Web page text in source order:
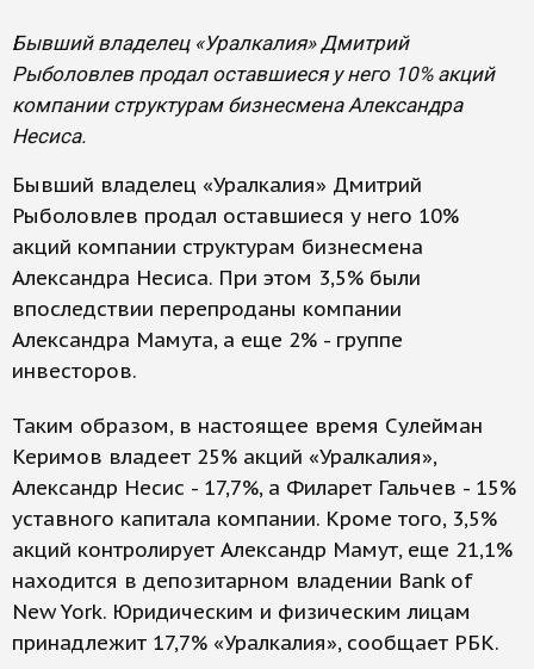
Бывший владелец «Уралкалия» Дмитрий
Рыболовлев продал оставшиеся у него 10% акций
компании структурам бизнесмена Александра
Несиса.
Бывший владелец «Уралкалия» Дмитрий
Рыболовлев продал оставшиеся у него 10%
акций компании структурам бизнесмена
Александра Несиса. При этом 3,5% были
впоследствии перепроданы компании
Александра Мамута, а еще 2% - группе
инвесторов.
Таким образом, в настоящее время Сулейман
Керимов владеет 25% акций «Уралкалия»,
Александр Несис - 17,7%, а Филарет Гальчев - 15%
уставного капитала компании. Кроме того, 3,5%
акций контролирует Александр Мамут, еще 21,1%
находится в депозитарном владении Bank of
New York. Юридическим и физическим лицам
принадлежит 17,7% «Уралкалия», сообщает РБК.